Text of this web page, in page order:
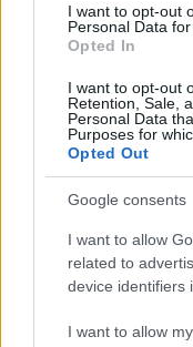
I want to opt-out
Personal Data
Opted In
I want to opt-out
Retention, Sale,
Personal Data
Purposes for
Opted Out
Google consents
I want to allow
related to
device identifiers
I want to allow
Provando a
l’approccio
sull’argomento
disinformazione
gettare alle
gli USA da essa,
dell’Alleanza
e non meno Nato,